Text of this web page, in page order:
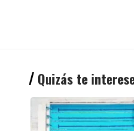
Quizás te